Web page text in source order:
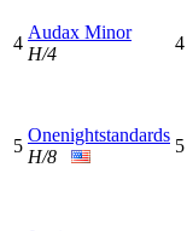
4
Audax Minor
H/4
4
5
Onenightstandards
H/8
5